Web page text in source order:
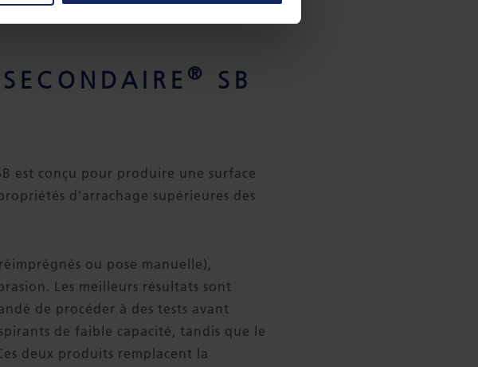
® SB
est conçu pour produire une surface
d’arrachage supérieures des
ou pose manuelle),
Les meilleurs résultats sont
de procéder à des tests avant
de faible capacité, tandis que le
deux produits remplacent la